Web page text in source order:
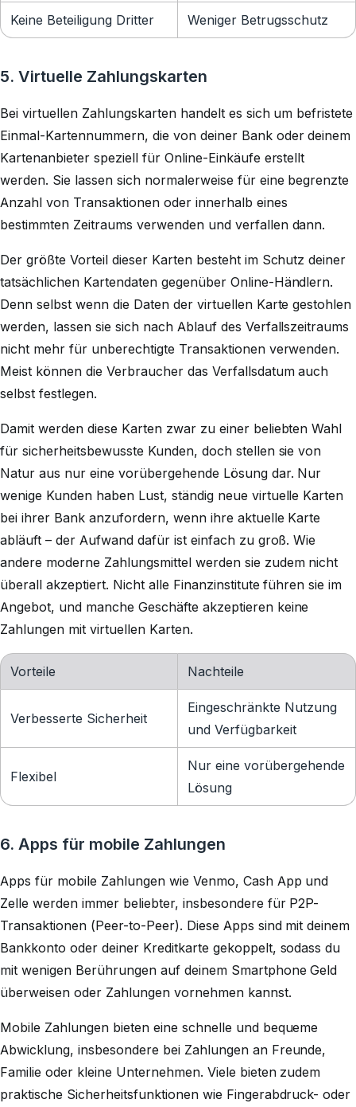
Keine Beteiligung Dritter Weniger Betrugsschutz
5. Virtuelle Zahlungskarten
Bei virtuellen Zahlungskarten handelt es sich um befristete
Einmal-Kartennummern, die von deiner Bank oder deinem
Kartenanbieter speziell für Online-Einkäufe erstellt
werden. Sie lassen sich normalerweise für eine begrenzte
Anzahl von Transaktionen oder innerhalb eines
bestimmten Zeitraums verwenden und verfallen dann.
Der größte Vorteil dieser Karten besteht im Schutz deiner
tatsächlichen Kartendaten gegenüber Online-Händlern.
Denn selbst wenn die Daten der virtuellen Karte gestohlen
werden, lassen sie sich nach Ablauf des Verfallszeitraums
nicht mehr für unberechtigte Transaktionen verwenden.
Meist können die Verbraucher das Verfallsdatum auch
selbst festlegen.
Damit werden diese Karten zwar zu einer beliebten Wahl
für sicherheitsbewusste Kunden, doch stellen sie von
Natur aus nur eine vorübergehende Lösung dar. Nur
wenige Kunden haben Lust, ständig neue virtuelle Karten
bei ihrer Bank anzufordern, wenn ihre aktuelle Karte
abläuft – der Aufwand dafür ist einfach zu groß. Wie
andere moderne Zahlungsmittel werden sie zudem nicht
überall akzeptiert. Nicht alle Finanzinstitute führen sie im
Angebot, und manche Geschäfte akzeptieren keine
Zahlungen mit virtuellen Karten.
Vorteile Nachteile
Verbesserte Sicherheit
Eingeschränkte Nutzung
und Verfügbarkeit
Flexibel
Nur eine vorübergehende
Lösung
6. Apps für mobile Zahlungen
Apps für mobile Zahlungen wie Venmo, Cash App und
Zelle werden immer beliebter, insbesondere für P2P-
Transaktionen (Peer-to-Peer). Diese Apps sind mit deinem
Bankkonto oder deiner Kreditkarte gekoppelt, sodass du
mit wenigen Berührungen auf deinem Smartphone Geld
überweisen oder Zahlungen vornehmen kannst.
Mobile Zahlungen bieten eine schnelle und bequeme
Abwicklung, insbesondere bei Zahlungen an Freunde,
Familie oder kleine Unternehmen. Viele bieten zudem
praktische Sicherheitsfunktionen wie Fingerabdruck- oder